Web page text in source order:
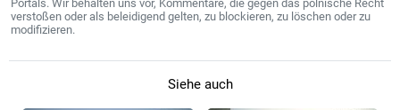
Portals. Wir behalten uns vor, Kommentare, die gegen das polnische Recht
verstoßen oder als beleidigend gelten, zu blockieren, zu löschen oder zu
modifizieren.
Siehe auch